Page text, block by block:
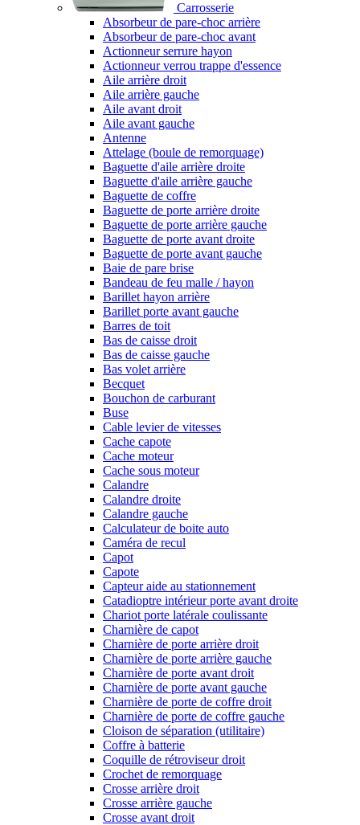
Carrosserie
Absorbeur de pare-choc arrière
Absorbeur de pare-choc avant
Actionneur serrure hayon
Actionneur verrou trappe d'essence
Aile arrière droit
Aile arrière gauche
Aile avant droit
Aile avant gauche
Antenne
Attelage (boule de remorquage)
Baguette d'aile arrière droite
Baguette d'aile arrière gauche
Baguette de coffre
Baguette de porte arrière droite
Baguette de porte arrière gauche
Baguette de porte avant droite
Baguette de porte avant gauche
Baie de pare brise
Bandeau de feu malle / hayon
Barillet hayon arrière
Barillet porte avant gauche
Barres de toit
Bas de caisse droit
Bas de caisse gauche
Bas volet arrière
Becquet
Bouchon de carburant
Buse
Cable levier de vitesses
Cache capote
Cache moteur
Cache sous moteur
Calandre
Calandre droite
Calandre gauche
Calculateur de boite auto
Caméra de recul
Capot
Capote
Capteur aide au stationnement
Catadioptre intérieur porte avant droite
Chariot porte latérale coulissante
Charnière de capot
Charnière de porte arrière droit
Charnière de porte arrière gauche
Charnière de porte avant droit
Charnière de porte avant gauche
Charnière de porte de coffre droit
Charnière de porte de coffre gauche
Cloison de séparation (utilitaire)
Coffre à batterie
Coquille de rétroviseur droit
Crochet de remorquage
Crosse arrière droit
Crosse arrière gauche
Crosse avant droit